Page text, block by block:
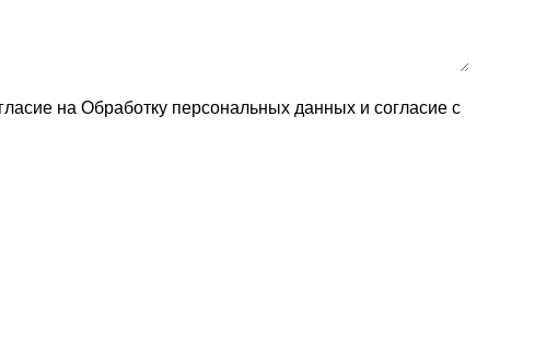
на Обработку персональных данных и согласие c